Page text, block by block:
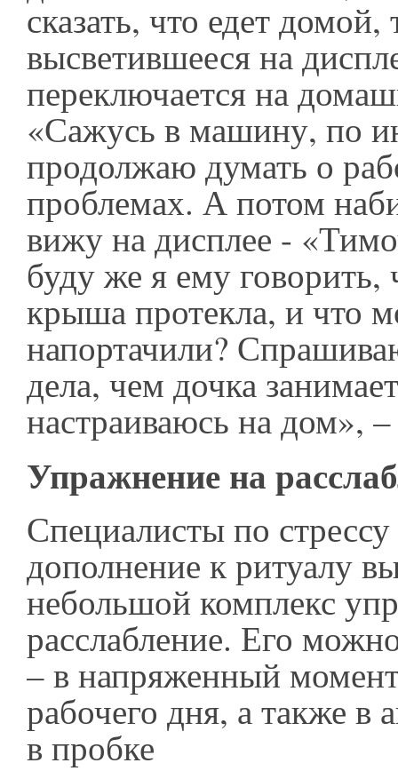
сказать, что едет домой,
высветившееся на
переключается на
«Сажусь в машину, по
продолжаю думать о
проблемах. А потом
вижу на дисплее -
буду же я ему говорить,
крыша протекла, и что
напортачили?
дела, чем дочка
настраиваюсь на дом»,
Упражнение на
Специалисты по
дополнение к ритуалу
небольшой комплекс
расслабление. Его
– в напряженный
рабочего дня, а также в
в пробке